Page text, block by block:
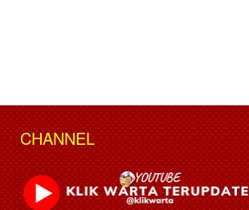
CHANNEL